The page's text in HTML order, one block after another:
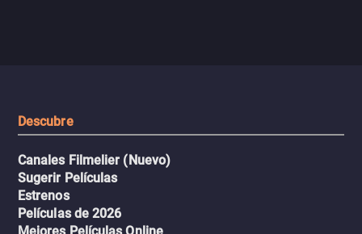
Descubre
Canales Filmelier (Nuevo)
Sugerir Películas
Estrenos
Películas de 2026